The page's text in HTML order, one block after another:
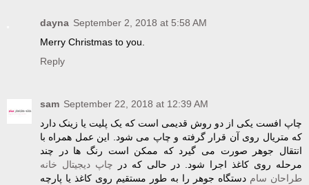
dayna September 2, 2018 at 5:58 AM
Merry Christmas to you.
Reply
sam September 22, 2018 at 12:39 AM
چاپ افست یکی از دو روش قدیمی است که یک پلیت یا زینک دارد
که متریال روی آن قرار گرفته و چاپ می شود. این عمل همراه با
انتقال جوهر صورت می گیرد که ممکن است رنگ ها در چند
مرحله روی کاغذ اجرا شود. در حالی که در چاپ دیجیتال خانه
طراحان سام دستگاه جوهر را به طور مستقیم روی کاغذ یا پارچه